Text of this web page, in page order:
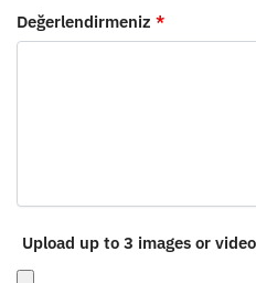
Değerlendirmeniz *
Upload up to 3 images or